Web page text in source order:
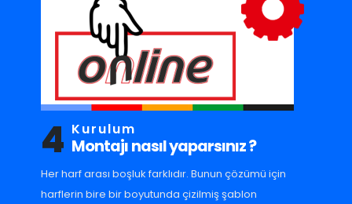
4 Kurulum
Montajı nasıl yaparsınız ?
Her harf arası boşluk farklıdır. Bunun çözümü için
harflerin bire bir boyutunda çizilmiş şablon